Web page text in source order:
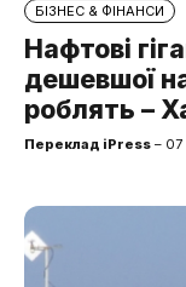
БІЗНЕС & ФІНАНСИ
Нафтові
дешевшої
роблять –
Переклад iPress –